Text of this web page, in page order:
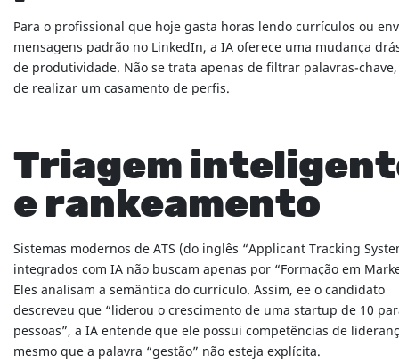
Para o profissional que hoje gasta horas lendo currículos ou
mensagens padrão no LinkedIn, a IA oferece uma mudança
de produtividade. Não se trata apenas de filtrar palavras-
de realizar um casamento de perfis.
Triagem
e rankeamento
Sistemas modernos de ATS (do inglês “Applicant Tracking
integrados com IA não buscam apenas por “Formação em
Eles analisam a semântica do currículo. Assim, ee o candidato
descreveu que “liderou o crescimento de uma startup de 10
pessoas”, a IA entende que ele possui competências de
mesmo que a palavra “gestão” não esteja explícita.